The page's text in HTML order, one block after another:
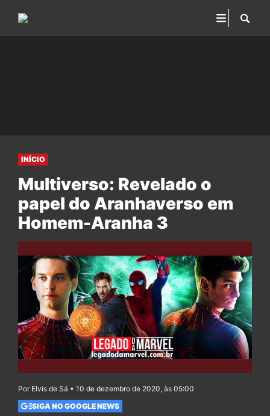
INÍCIO
Multiverso: Revelado o
papel do Aranhaverso em
Homem-Aranha 3
Por Elvis de Sá • 10 de dezembro de 2020, às 05:00
SIGA NO GOOGLE NEWS